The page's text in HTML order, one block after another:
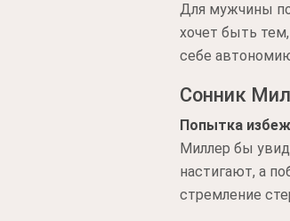
Для мужчины
хочет быть
себе
Сонник
Попытка
Миллер бы
настигают, а
стремление